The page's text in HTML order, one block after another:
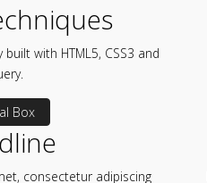
with HTML5, CSS3 and
Box
consectetur adipiscing